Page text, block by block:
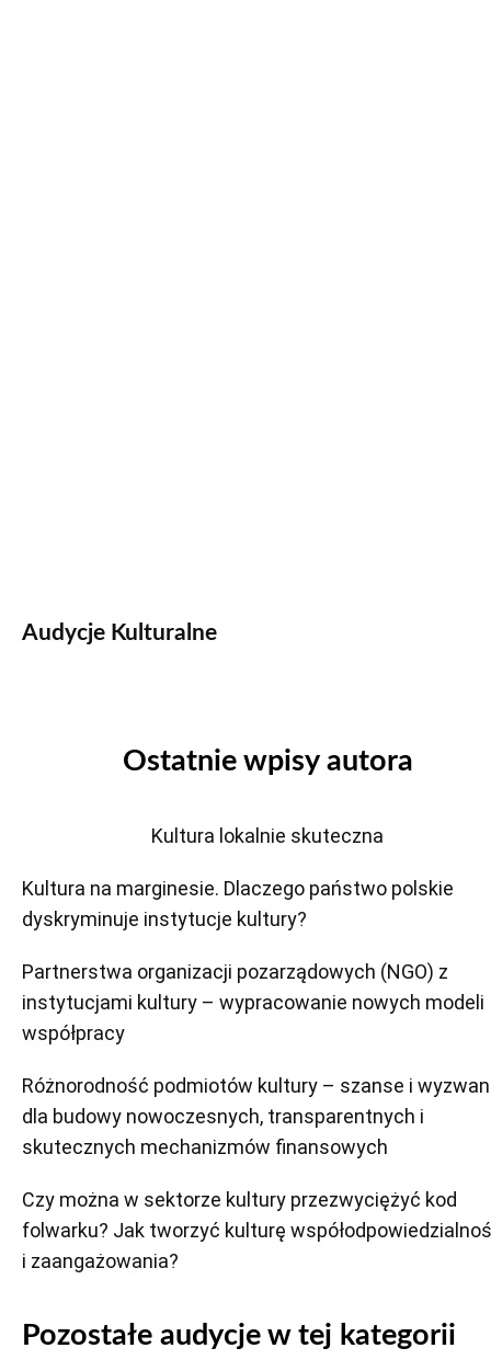
Audycje Kulturalne
Ostatnie wpisy autora
Kultura lokalnie skuteczna
Kultura na marginesie. Dlaczego państwo polskie
dyskryminuje instytucje kultury?
Partnerstwa organizacji pozarządowych (NGO) z
instytucjami kultury – wypracowanie nowych modeli
współpracy
Różnorodność podmiotów kultury – szanse i
dla budowy nowoczesnych, transparentnych i
skutecznych mechanizmów finansowych
Czy można w sektorze kultury przezwyciężyć kod
folwarku? Jak tworzyć kulturę
i zaangażowania?
Pozostałe audycje w tej kategorii